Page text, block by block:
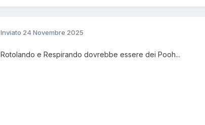
Inviato 24 Novembre 2025
Rotolando e Respirando dovrebbe essere dei Pooh...